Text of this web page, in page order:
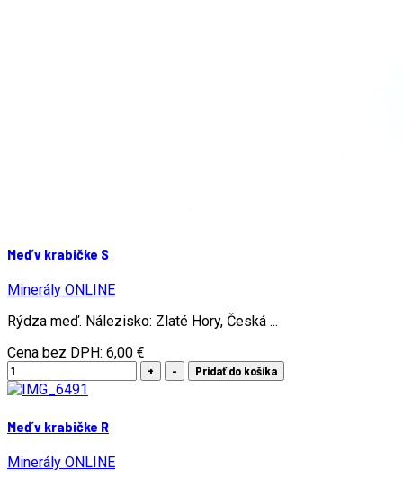
Meď v krabičke S
Minerály ONLINE
Rýdza meď. Nálezisko: Zlaté Hory, Česká ...
Cena bez DPH: 6,00 €
Meď v krabičke R
Minerály ONLINE